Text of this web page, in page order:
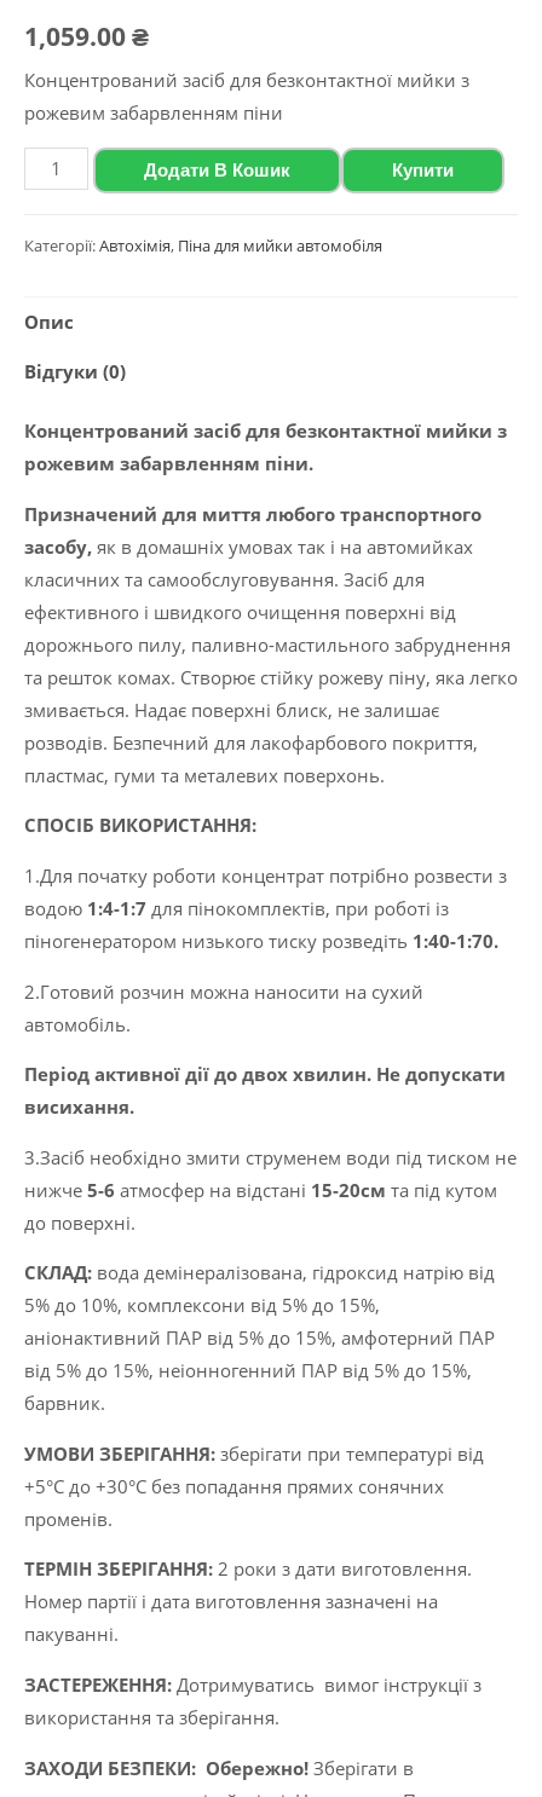
1,059.00₴
Концентрований засіб для безконтактної мийки з
рожевим забарвленням піни
Активна
піна
рожевим
Wagen
Foam
33
Pink",
кг
кількість
Додати В Кошик Купити
Категорії:Автохімія, Піна для мийки автомобіля
Опис
Відгуки (0)
Концентрований засіб для безконтактної мийки з
рожевим забарвленням піни.
Призначений для миття любого транспортного
засобу, як в домашніх умовах так і на автомийках
класичних та самообслуговування. Засіб для
ефективного і швидкого очищення поверхні від
дорожнього пилу, паливно-мастильного забруднення
та решток комах. Створює стійку рожеву піну, яка легко
змивається. Надає поверхні блиск, не залишає
розводів. Безпечний для лакофарбового покриття,
пластмас, гуми та металевих поверхонь.
СПОСІБ ВИКОРИСТАННЯ:
1.Для початку роботи концентрат потрібно розвести з
водою 1:4-1:7 для пінокомплектів, при роботі із
піногенератором низького тиску розведіть 1:40-1:70.
2.Готовий розчин можна наносити на сухий
автомобіль.
Період активної дії до двох хвилин. Не допускати
висихання.
3.Засіб необхідно змити струменем води під тиском не
нижче 5-6 атмосфер на відстані 15-20см та під кутом
до поверхні.
CКЛАД: вода демінералізована, гідроксид натрію від
5% до 10%, комплексони від 5% до 15%,
аніонактивний ПАР від 5% до 15%, амфотерний ПАР
від 5% до 15%, неіонногенний ПАР від 5% до 15%,
барвник.
УМОВИ ЗБЕРІГАННЯ: зберігати при температурі від
+5°C до +30°C без попадання прямих сонячних
променів.
ТЕРМІН ЗБЕРІГАННЯ: 2 роки з дати виготовлення.
Номер партії і дата виготовлення зазначені на
пакуванні.
ЗАСТЕРЕЖЕННЯ: Дотримуватись вимог інструкції з
використання та зберігання.
ЗАХОДИ БЕЗПЕКИ: Обережно! Зберігати в